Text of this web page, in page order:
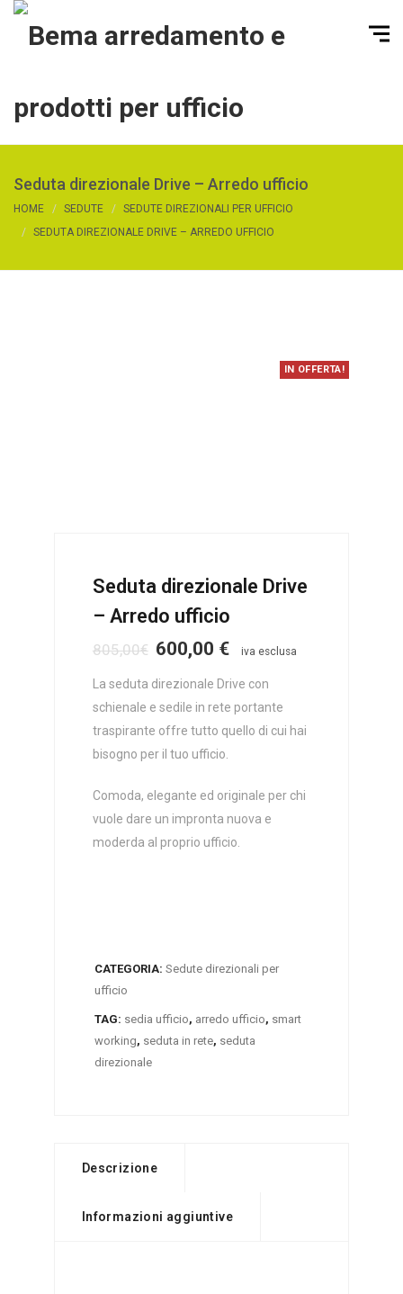
Seduta direzionale Drive – Arredo ufficio
HOME SEDUTE
SEDUTE DIREZIONALI PER UFFICIO
SEDUTA DIREZIONALE DRIVE – ARREDO UFFICIO
IN OFFERTA!
Seduta direzionale Drive
– Arredo ufficio
805,00€ 600,00 € iva esclusa
La seduta direzionale Drive con
schienale e sedile in rete portante
traspirante offre tutto quello di cui hai
bisogno per il tuo ufficio.
Comoda, elegante ed originale per chi
vuole dare un impronta nuova e
moderda al proprio ufficio.
CATEGORIA: Sedute direzionali per
ufficio
TAG: sedia ufficio, arredo ufficio, smart
working, seduta in rete, seduta
direzionale
Descrizione
Informazioni aggiuntive